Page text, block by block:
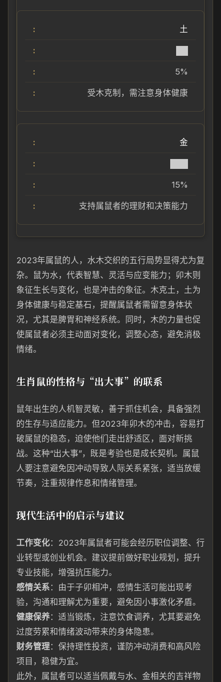
土
5%
受木克制，需注意身体健康
金
15%
支持属鼠者的理财和决策能力
2023年属鼠的人，水木交织的五行局势显得尤为复
杂。鼠为水，代表智慧、灵活与应变能力；卯木则
象征生长与变化，也是冲击的象征。木克土，土为
身体健康与稳定基石，提醒属鼠者需留意身体状
况，尤其是脾胃和神经系统。同时，木的力量也促
使属鼠者必须主动面对变化，调整心态，避免消极
情绪。
生肖鼠的性格与“出大事”的联系
鼠年出生的人机智灵敏，善于抓住机会，具备强烈
的生存与适应能力。但2023年卯木的冲击，容易打
破属鼠的稳态，迫使他们走出舒适区，面对新挑
战。这种“出大事”，既是考验也是成长契机。属鼠
人要注意避免因冲动导致人际关系紧张，适当放缓
节奏，注重规律作息和情绪管理。
现代生活中的启示与建议
工作变化：2023年属鼠者可能会经历职位调整、行
业转型或创业机会。建议提前做好职业规划，提升
专业技能，增强抗压能力。
感情关系：由于子卯相冲，感情生活可能出现考
验，沟通和理解尤为重要，避免因小事激化矛盾。
健康保养：适当锻炼，注意饮食调养，尤其要避免
过度劳累和情绪波动带来的身体隐患。
财务管理：保持理性投资，谨防冲动消费和高风险
项目，稳健为宜。
此外，属鼠者可以适当佩戴与水、金相关的吉祥物